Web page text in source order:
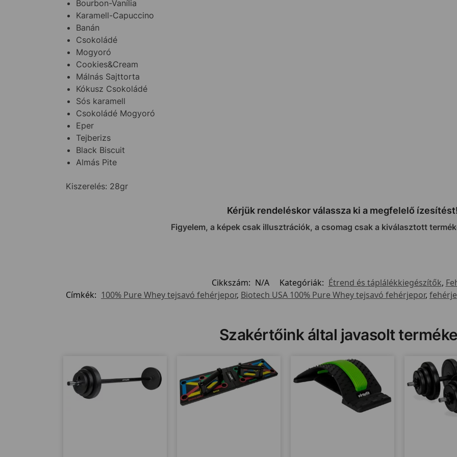
Bourbon-Vanília
Karamell-Capuccino
Banán
Csokoládé
Mogyoró
Cookies&Cream
Málnás Sajttorta
Kókusz Csokoládé
Sós karamell
Csokoládé Mogyoró
Eper
Tejberizs
Black Biscuit
Almás Pite
Kiszerelés: 28gr
Kérjük rendeléskor válassza ki a megfelelő ízesítést!
Figyelem, a képek csak illusztrációk, a csomag csak a kiválasztott
Cikkszám: N/A Kategóriák: Étrend és táplálékkiegészítők,
Címkék: 100% Pure Whey tejsavó fehérjepor, Biotech USA 100% Pure Whey tejsavó fehérjepor, fehérje
Szakértőink által javasolt